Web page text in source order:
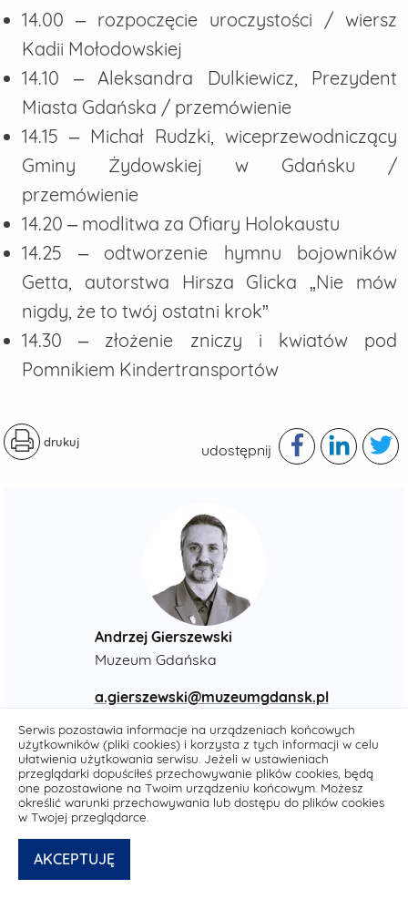
Serwis pozostawia informacje na urządzeniach końcowych
użytkowników (pliki cookies) i korzysta z tych informacji w celu
ułatwienia użytkowania serwisu. Jeżeli w ustawieniach
przeglądarki dopuściłeś przechowywanie plików cookies, będą
one pozostawione na Twoim urządzeniu końcowym. Możesz
określić warunki przechowywania lub dostępu do plików cookies
w Twojej przeglądarce.
AKCEPTUJĘ
Andrzej Gierszewski
Muzeum Gdańska
a.gierszewski@muzeumgdansk.pl
14.00 – rozpoczęcie uroczystości / wiersz
Kadii Mołodowskiej
14.10 – Aleksandra Dulkiewicz, Prezydent
Miasta Gdańska / przemówienie
14.15 – Michał Rudzki, wiceprzewodniczący
Gminy Żydowskiej w Gdańsku /
przemówienie
14.20 – modlitwa za Ofiary Holokaustu
14.25 – odtworzenie hymnu bojowników
Getta, autorstwa Hirsza Glicka „Nie mów
nigdy, że to twój ostatni krok”
14.30 – złożenie zniczy i kwiatów pod
Pomnikiem Kindertransportów
drukuj udostępnij
Deklaracja dostępności media.muzeumgdansk.pl